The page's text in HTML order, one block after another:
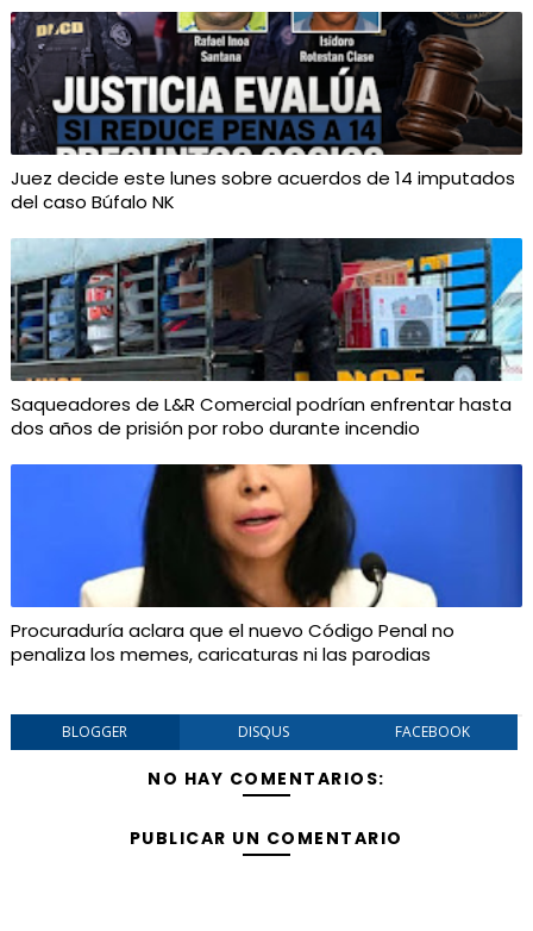
Juez decide este lunes sobre acuerdos de 14 imputados
del caso Búfalo NK
Saqueadores de L&R Comercial podrían enfrentar hasta
dos años de prisión por robo durante incendio
Procuraduría aclara que el nuevo Código Penal no
penaliza los memes, caricaturas ni las parodias
BLOGGER DISQUS FACEBOOK
NO HAY COMENTARIOS:
PUBLICAR UN COMENTARIO